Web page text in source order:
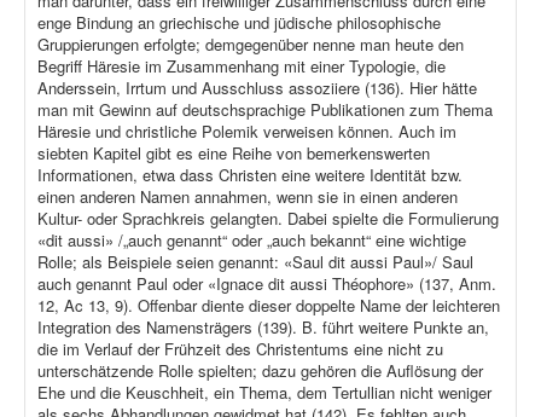
enge Bindung an griechische und jüdische philosophische
Gruppierungen erfolgte; demgegenüber nenne man heute den
Begriff Häresie im Zusammenhang mit einer Typologie, die
Anderssein, Irrtum und Ausschluss assoziiere (136). Hier hätte
man mit Gewinn auf deutschsprachige Publikationen zum Thema
Häresie und christliche Polemik verweisen können. Auch im
siebten Kapitel gibt es eine Reihe von bemerkenswerten
Informationen, etwa dass Christen eine weitere Identität bzw.
einen anderen Namen annahmen, wenn sie in einen anderen
Kultur- oder Sprachkreis gelangten. Dabei spielte die Formulierung
«dit aussi» /„auch genannt“ oder „auch bekannt“ eine wichtige
Rolle; als Beispiele seien genannt: «Saul dit aussi Paul»/ Saul
auch genannt Paul oder «Ignace dit aussi Théophore» (137, Anm.
12, Ac 13, 9). Offenbar diente dieser doppelte Name der leichteren
Integration des Namensträgers (139). B. führt weitere Punkte an,
die im Verlauf der Frühzeit des Christentums eine nicht zu
unterschätzende Rolle spielten; dazu gehören die Auflösung der
Ehe und die Keuschheit, ein Thema, dem Tertullian nicht weniger